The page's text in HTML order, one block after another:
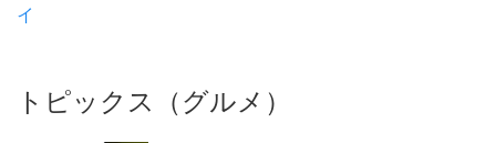
イ
トピックス（グルメ）